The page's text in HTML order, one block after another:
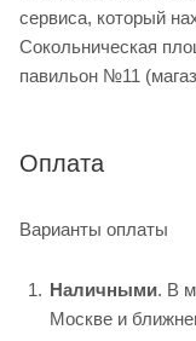
сервиса, который
Сокольническая
павильон №11
Оплата
Варианты оплаты
Наличными. В
Москве и